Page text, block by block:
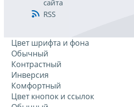
сайта
RSS
Цвет шрифта и фона
Обычный
Контрастный
Инверсия
Комфортный
Цвет кнопок и ссылок